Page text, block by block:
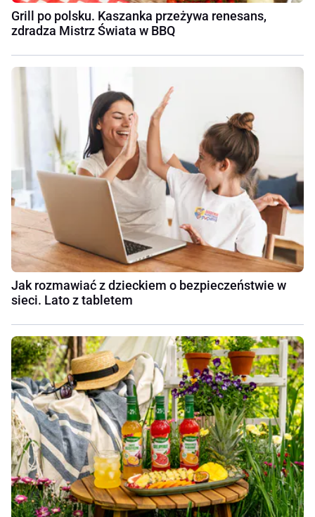
Grill po polsku. Kaszanka przeżywa renesans,
zdradza Mistrz Świata w BBQ
Jak rozmawiać z dzieckiem o bezpieczeństwie w
sieci. Lato z tabletem